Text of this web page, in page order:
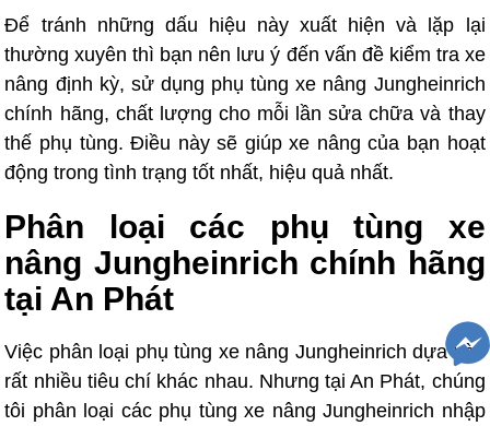
Để tránh những dấu hiệu này xuất hiện và lặp lại
thường xuyên thì bạn nên lưu ý đến vấn đề kiểm tra xe
nâng định kỳ, sử dụng phụ tùng xe nâng Jungheinrich
chính hãng, chất lượng cho mỗi lần sửa chữa và thay
thế phụ tùng. Điều này sẽ giúp xe nâng của bạn hoạt
động trong tình trạng tốt nhất, hiệu quả nhất.
Phân loại các phụ tùng xe
nâng Jungheinrich chính hãng
tại An Phát
Việc phân loại phụ tùng xe nâng Jungheinrich dựa vào
rất nhiều tiêu chí khác nhau. Nhưng tại An Phát, chúng
tôi phân loại các phụ tùng xe nâng Jungheinrich nhập